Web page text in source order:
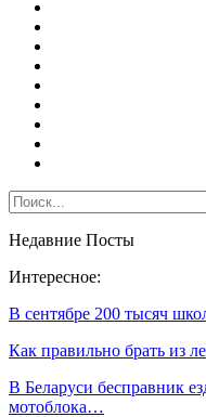
Недавние Посты
Интересное:
В сентябре 200 тысяч
Как правильно брать из
В Беларуси бесправник
мотоблока…